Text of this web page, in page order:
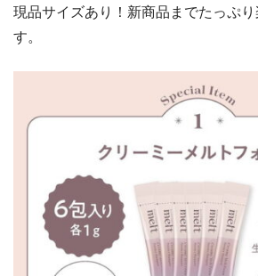
現品サイズあり！新商品までたっぷ
す。